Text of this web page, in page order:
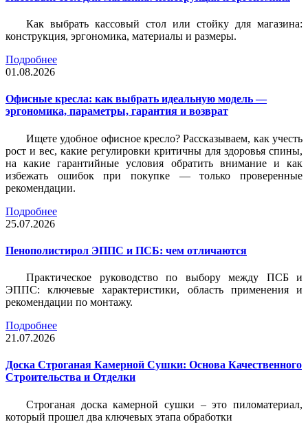
Как выбрать кассовый стол или стойку для магазина:
конструкция, эргономика, материалы и размеры.
Подробнее
01.08.2026
Офисные кресла: как выбрать идеальную модель —
эргономика, параметры, гарантия и возврат
Ищете удобное офисное кресло? Рассказываем, как учесть
рост и вес, какие регулировки критичны для здоровья спины,
на какие гарантийные условия обратить внимание и как
избежать ошибок при покупке — только проверенные
рекомендации.
Подробнее
25.07.2026
Пенополистирол ЭППС и ПСБ: чем отличаются
Практическое руководство по выбору между ПСБ и
ЭППС: ключевые характеристики, область применения и
рекомендации по монтажу.
Подробнее
21.07.2026
Доска Строганая Камерной Сушки: Основа Качественного
Строительства и Отделки
Строганая доска камерной сушки – это пиломатериал,
который прошел два ключевых этапа обработки